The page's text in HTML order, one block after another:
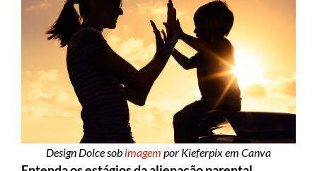
Design Dolce sob imagem por Kieferpix em Canva